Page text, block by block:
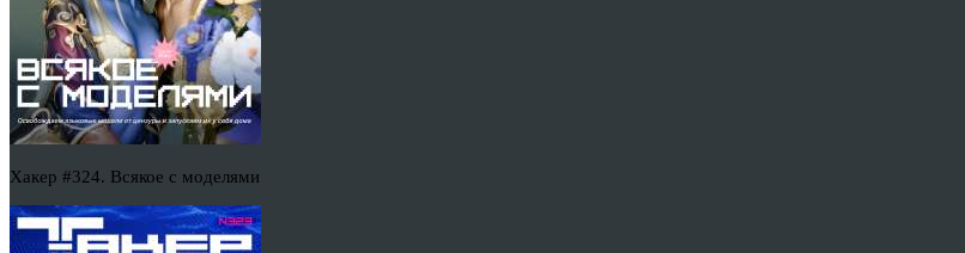
Хакер #324. Всякое с моделями